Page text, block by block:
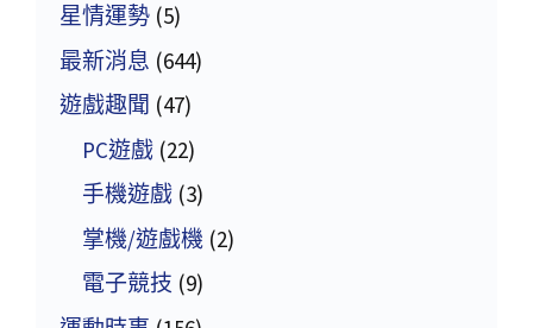
星情運勢 (5)
最新消息 (644)
遊戲趣聞 (47)
PC遊戲 (22)
手機遊戲 (3)
掌機/遊戲機 (2)
電子競技 (9)